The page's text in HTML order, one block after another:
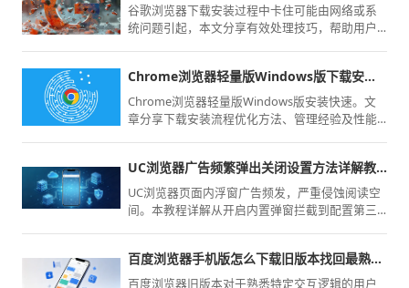
谷歌浏览器下载安装过程中卡住可能由网络或系
统问题引起，本文分享有效处理技巧，帮助用户
Chrome浏览器轻量版Windows版下载安装流程优化方法
Chrome浏览器轻量版Windows版安装快速。文
章分享下载安装流程优化方法、管理经验及性能
UC浏览器广告频繁弹出关闭设置方法详解教程
UC浏览器页面内浮窗广告频发，严重侵蚀阅读空
间。本教程详解从开启内置弹窗拦截到配置第三
百度浏览器手机版怎么下载旧版本找回最熟悉的操作
百度浏览器旧版本对于熟悉特定交互逻辑的用户